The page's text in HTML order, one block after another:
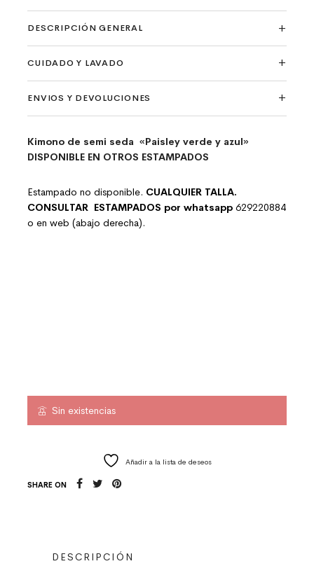
Kimono de semi seda «Paisley verde y azul»
DISPONIBLE EN OTROS ESTAMPADOS
Estampado no disponible. CUALQUIER TALLA.
CONSULTAR ESTAMPADOS por whatsapp 629220884
o en web (abajo derecha).
Sin existencias
Añadir a la lista de deseos
DESCRIPCIÓN GENERAL
CUIDADO Y LAVADO
ENVIOS Y DEVOLUCIONES
SHARE ON
DESCRIPCIÓN